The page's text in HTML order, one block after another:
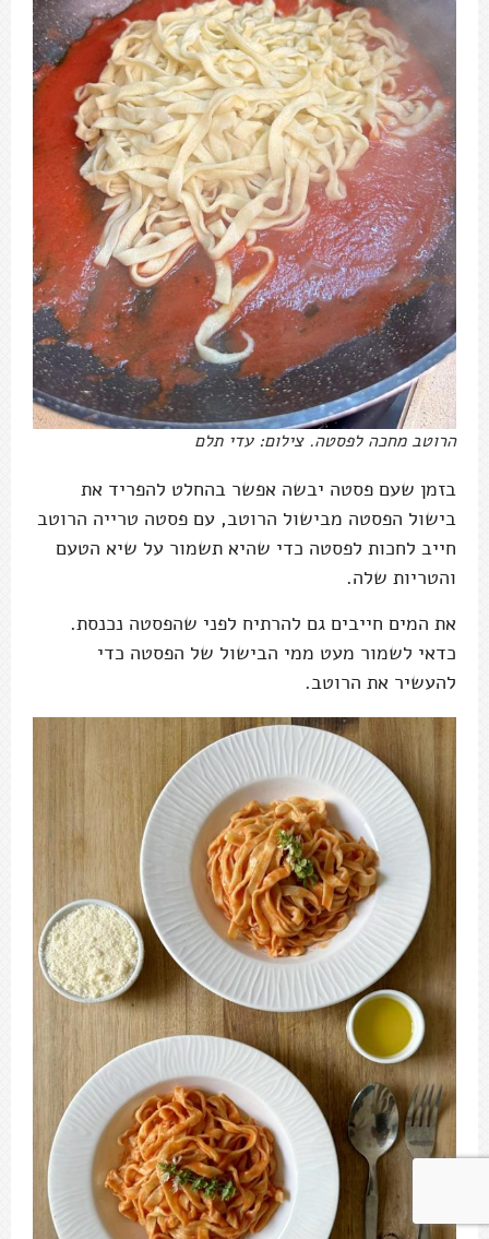
הרוטב מחכה לפסטה. צילום: עדי תלם
בזמן שעם פסטה יבשה אפשר בהחלט להפריד את
בישול הפסטה מבישול הרוטב, עם פסטה טרייה הרוטב
חייב לחכות לפסטה כדי שהיא תשמור על שיא הטעם
והטריות שלה.
את המים חייבים גם להרתיח לפני שהפסטה נכנסת.
כדאי לשמור מעט ממי הבישול של הפסטה כדי
להעשיר את הרוטב.